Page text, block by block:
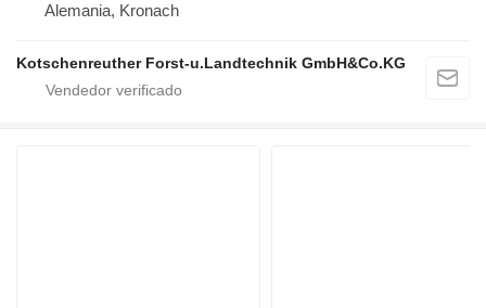
Alemania, Kronach
Kotschenreuther Forst-u.Landtechnik GmbH&Co.KG